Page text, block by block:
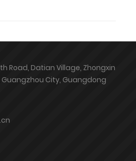
Road, Datian Village, Zhongxin
City, Guangdong